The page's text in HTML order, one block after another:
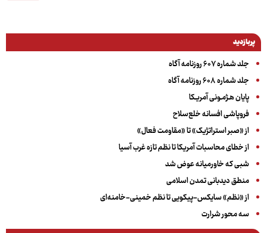
پربازدید
جلد شماره ۶۰۷ روزنامه آگاه
جلد شماره ۶۰۸ روزنامه آگاه
پایان هـژمـونی آمریـکا
فروپاشی افسانه خلع‌سلاح
از «صبر استراتژیک» تا «مقاومت فعال»
از خطای محاسبات آمریکا تا نظم تازه غرب آسیا
شبی که خاورمیانه عوض شد
منطق دیدبانی تمدن اسلامی
از «نظم» سایکس-پیکویی تا نظم خمینی-خامنه‌ای
سه‌ محور شرارت